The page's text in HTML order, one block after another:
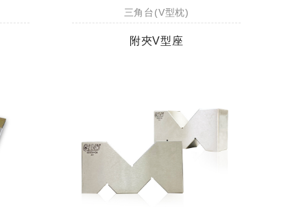
三角台(V型枕)
附夾V型座